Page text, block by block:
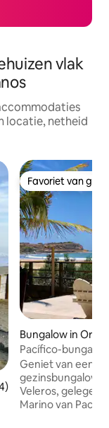
vlak
locatie, netheid
beoordeling van
Favoriet van
Favoriet van
Bungalow in
Pacífico-
Punta Veleros.
Geniet van een
gezinsbungalow
Veleros, gelegen
Marino van Pacífico